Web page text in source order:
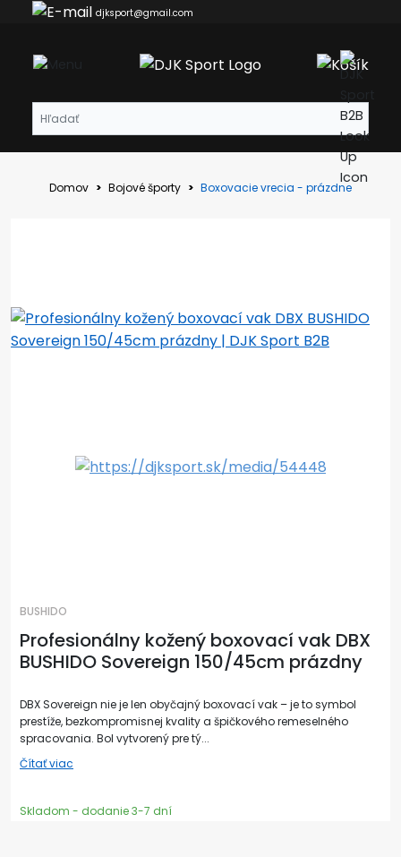
djksport@gmail.com
Domov Bojové športy Boxovacie vrecia - prázdne
BUSHIDO
Profesionálny kožený boxovací vak DBX
BUSHIDO Sovereign 150/45cm prázdny
DBX Sovereign nie je len obyčajný boxovací vak – je to symbol
prestíže, bezkompromisnej kvality a špičkového remeselného
spracovania. Bol vytvorený pre tý...
Čítať viac
Skladom - dodanie 3-7 dní